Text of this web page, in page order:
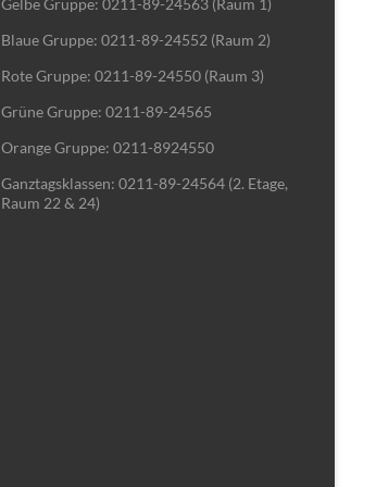
Gelbe Gruppe: 0211-89-24563 (Raum 1)
Blaue Gruppe: 0211-89-24552 (Raum 2)
Rote Gruppe: 0211-89-24550 (Raum 3)
Grüne Gruppe: 0211-89-24565
Orange Gruppe: 0211-8924550
Ganztagsklassen: 0211-89-24564 (2. Etage,
Raum 22 & 24)